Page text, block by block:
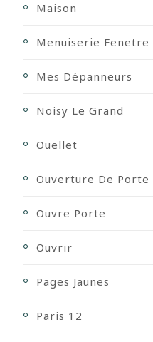
Maison
Menuiserie Fenetre
Mes Dépanneurs
Noisy Le Grand
Ouellet
Ouverture De Porte
Ouvre Porte
Ouvrir
Pages Jaunes
Paris 12